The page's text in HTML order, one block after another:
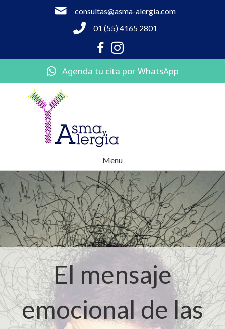
consultas@asma-alergia.com
01 (55) 4165 2801
Agenda tu cita por WhatsApp
Menu
El mensaje
emocional de las